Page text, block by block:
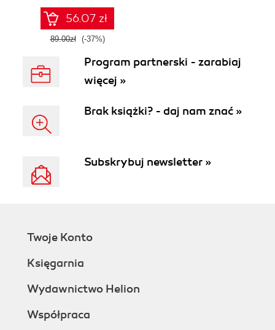
56.07 zł
89.00zł (-37%)
Program partnerski - zarabiaj
więcej »
Brak książki? - daj nam znać »
Subskrybuj newsletter »
Twoje Konto
Księgarnia
Wydawnictwo Helion
Współpraca